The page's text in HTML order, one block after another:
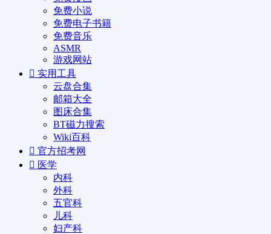
免费小说
免费电子书籍
免费音乐
ASMR
游戏网站
实用工具
云盘合集
邮箱大全
图床合集
BT磁力搜索
Wiki百科
官方招考网
医学
内科
外科
五官科
儿科
妇产科